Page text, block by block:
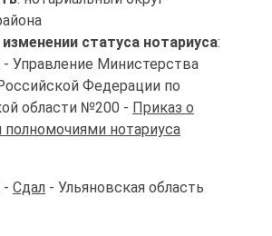
статуса нотариуса:
- Управление Министерства
Федерации по
области №200 - Приказ о
полномочиями нотариуса
- Сдал - Ульяновская область